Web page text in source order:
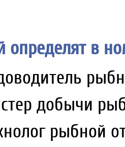
определят в
добычи
рыбной